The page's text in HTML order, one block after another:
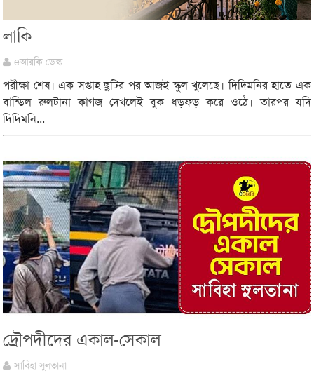
লাকি
eআরকি ডেস্ক
পরীক্ষা শেষ। এক সপ্তাহ ছুটির পর আজই স্কুল খুলেছে। দিদিমনির হাতে এক
বান্ডিল রুলটানা কাগজ দেখলেই বুক ধড়ফড় করে ওঠে। তারপর যদি
দিদিমনি...
দ্রৌপদীদের একাল-সেকাল
সাবিহা সুলতানা